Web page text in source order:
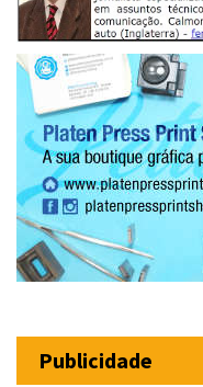
Publicidade